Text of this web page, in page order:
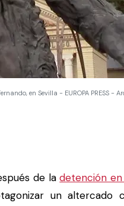
en Sevilla - EUROPA PRESS -
de ladetención
un altercado